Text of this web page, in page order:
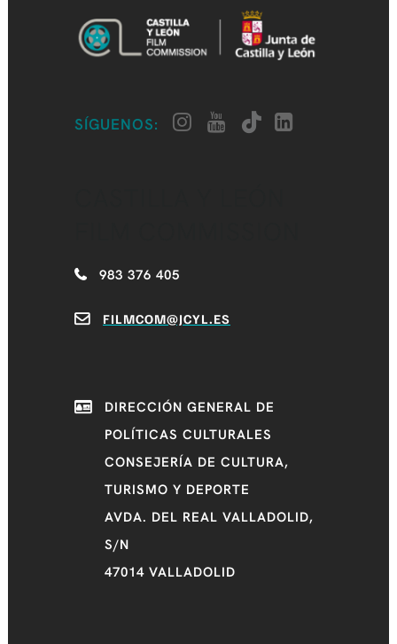
SÍGUENOS:
983 376 405
FILMCOM@JCYL.ES
DIRECCIÓN GENERAL DE
POLÍTICAS CULTURALES
CONSEJERÍA DE CULTURA,
TURISMO Y DEPORTE
AVDA. DEL REAL VALLADOLID,
S/N
47014 VALLADOLID